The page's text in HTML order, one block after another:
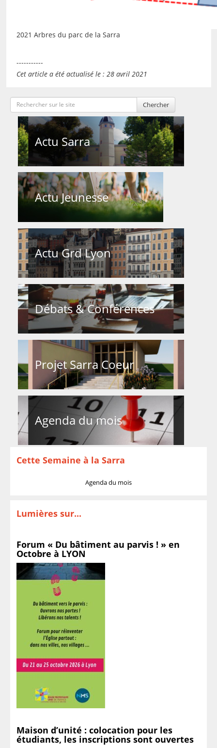
2021 Arbres du parc de la Sarra
-----------
Cet article a été actualisé le : 28 avril 2021
Chercher
Actu Sarra
Actu Jeunesse
Actu Grd Lyon
Débats & Conférences
Projet Sarra Coeur
Agenda du mois
Cette Semaine à la Sarra
Agenda du mois
Lumières sur...
Forum « Du bâtiment au parvis ! » en
Octobre à LYON
Maison d’unité : colocation pour les
étudiants, les inscriptions sont ouvertes